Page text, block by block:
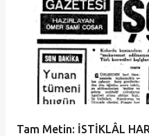
Tam Metin: İSTİKLÂL